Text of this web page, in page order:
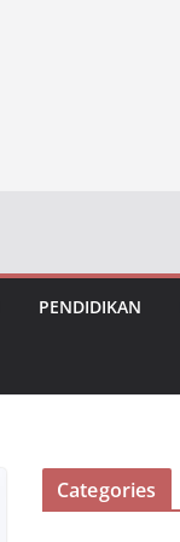
PENDIDIKAN
Categories